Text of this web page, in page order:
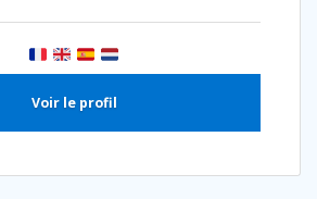
Voir le profil